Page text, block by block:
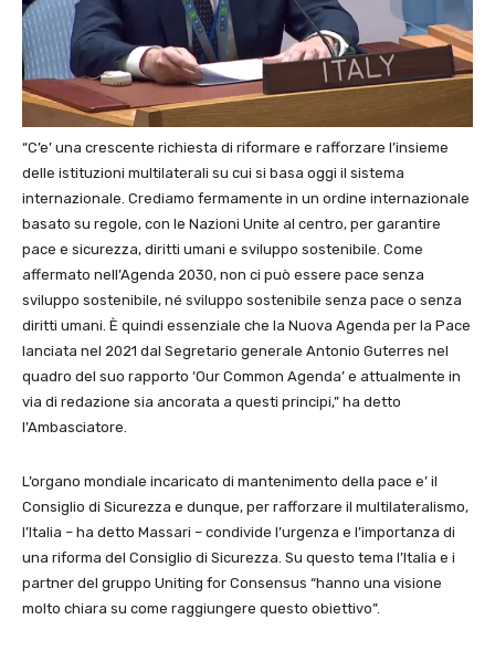
“C’e’ una crescente richiesta di riformare e rafforzare l’insieme
delle istituzioni multilaterali su cui si basa oggi il sistema
internazionale. Crediamo fermamente in un ordine internazionale
basato su regole, con le Nazioni Unite al centro, per garantire
pace e sicurezza, diritti umani e sviluppo sostenibile. Come
affermato nell’Agenda 2030, non ci può essere pace senza
sviluppo sostenibile, né sviluppo sostenibile senza pace o senza
diritti umani. È quindi essenziale che la Nuova Agenda per la Pace
lanciata nel 2021 dal Segretario generale Antonio Guterres nel
quadro del suo rapporto ‘Our Common Agenda’ e attualmente in
via di redazione sia ancorata a questi principi,” ha detto
l’Ambasciatore.
L’organo mondiale incaricato di mantenimento della pace e’ il
Consiglio di Sicurezza e dunque, per rafforzare il multilateralismo,
l’Italia – ha detto Massari – condivide l’urgenza e l’importanza di
una riforma del Consiglio di Sicurezza. Su questo tema l’Italia e i
partner del gruppo Uniting for Consensus “hanno una visione
molto chiara su come raggiungere questo obiettivo”.